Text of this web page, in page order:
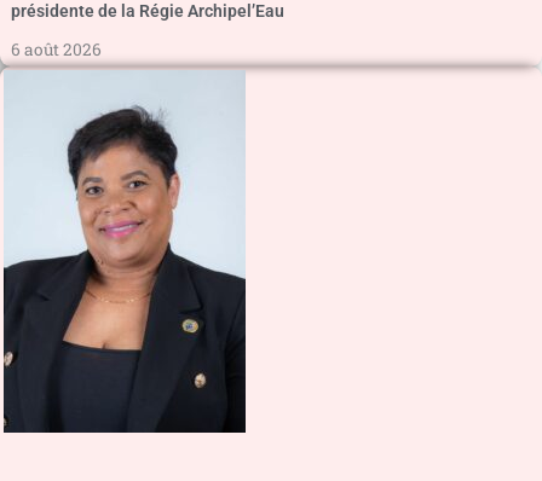
présidente de la Régie Archipel’Eau
6 août 2026